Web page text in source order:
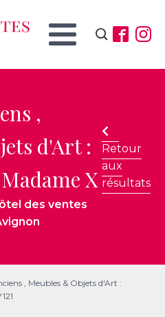
Rechercher :
,
d'Art :
X
des ventes
Retour
aux
résultats
, Meubles & Objets d'Art :